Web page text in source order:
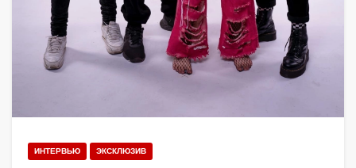
ИНТЕРВЬЮ ЭКСКЛЮЗИВ